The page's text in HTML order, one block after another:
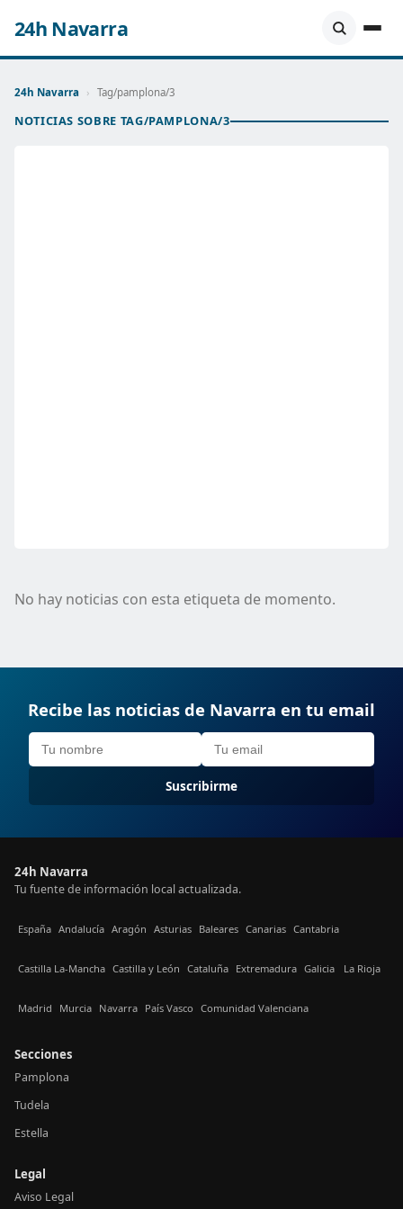
24h Navarra
24h Navarra › Tag/pamplona/3
NOTICIAS SOBRE TAG/PAMPLONA/3
No hay noticias con esta etiqueta de momento.
Recibe las noticias de Navarra en tu email
Suscribirme
24h Navarra
Tu fuente de información local actualizada.
España Andalucía Aragón Asturias Baleares Canarias Cantabria
Castilla La-Mancha Castilla y León Cataluña Extremadura Galicia La Rioja
Madrid Murcia Navarra País Vasco Comunidad Valenciana
Secciones
Pamplona
Tudela
Estella
Legal
Aviso Legal